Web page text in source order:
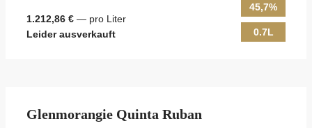
1.212,86 € — pro Liter
Leider ausverkauft
45,7%
0.7L
Glenmorangie Quinta Ruban